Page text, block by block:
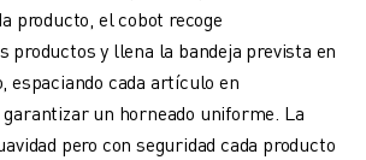
producto, el cobot recoge
productos y llena la bandeja prevista en
espaciando cada artículo en
un horneado uniforme. La
pero con seguridad cada producto